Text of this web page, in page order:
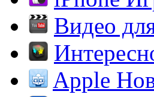
Видео
Apple